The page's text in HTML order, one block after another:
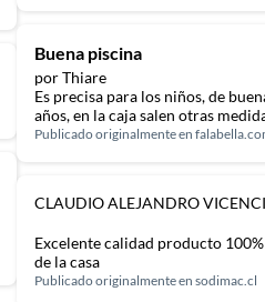
Buena piscina
por Thiare
Es precisa para los niños, de
años, en la caja salen otras
Publicado originalmente en
CLAUDIO ALEJANDRO VICENCI
Excelente calidad producto
de la casa
Publicado originalmente ensodimac.cl